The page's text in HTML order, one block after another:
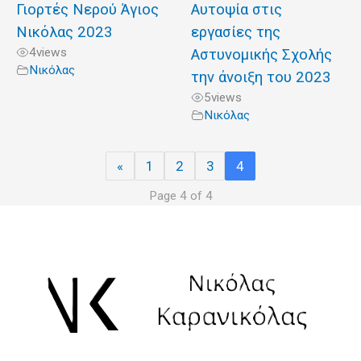
Γιορτές Νερού Άγιος
Νικόλας 2023
4views
Νικόλας
Αυτοψία στις
εργασίες της
Αστυνομικής Σχολής
την άνοιξη του 2023
5views
Νικόλας
« 1 2 3 4
Page 4 of 4